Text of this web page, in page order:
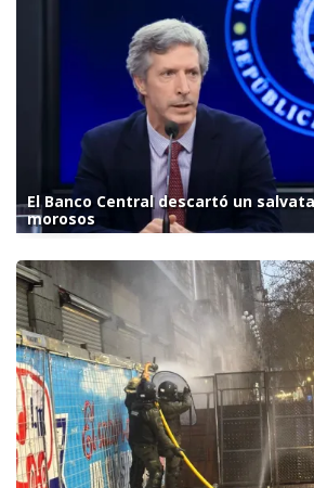
El Banco Central descartó un
morosos